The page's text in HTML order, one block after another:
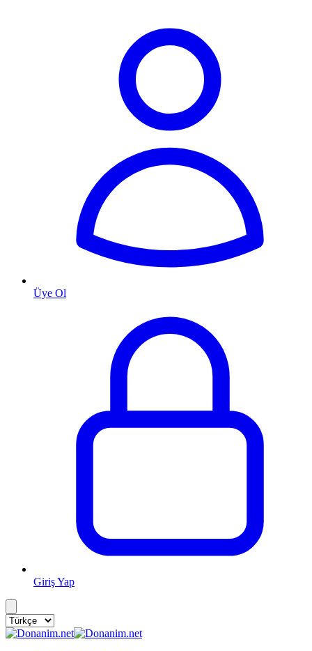
Üye Ol
Giriş Yap